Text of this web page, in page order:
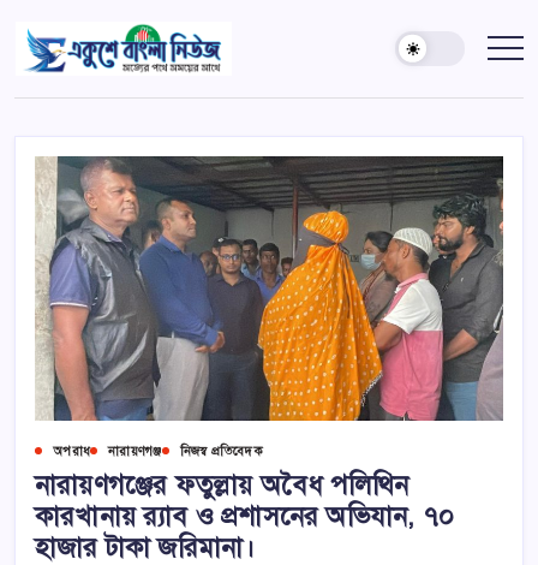
content
একুশে
সত্যের
পথে
অপরাধ নারায়ণগঞ্জ নিজস্ব প্রতিবেদক
নারায়ণগঞ্জের ফতুল্লায় অবৈধ পলিথিন
কারখানায় র‍্যাব ও প্রশাসনের অভিযান, ৭০
হাজার টাকা জরিমানা।